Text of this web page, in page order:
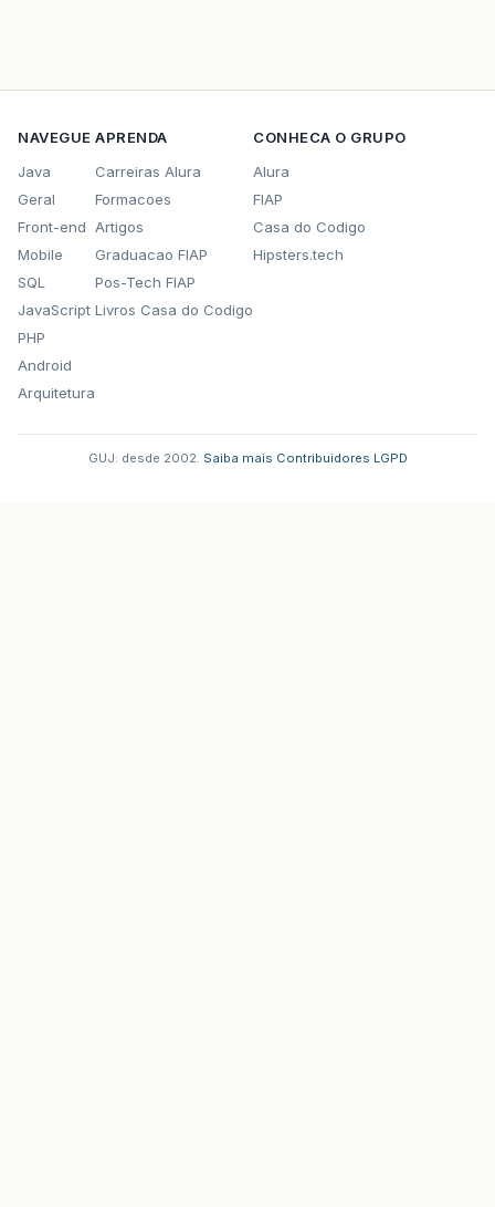
NAVEGUE
Java
Geral
Front-end
Mobile
SQL
JavaScript
PHP
Android
Arquitetura
APRENDA
Carreiras Alura
Formacoes
Artigos
Graduacao FIAP
Pos-Tech FIAP
Livros Casa do Codigo
CONHECA O GRUPO
Alura
FIAP
Casa do Codigo
Hipsters.tech
GUJ: desde 2002. Saiba mais Contribuidores LGPD